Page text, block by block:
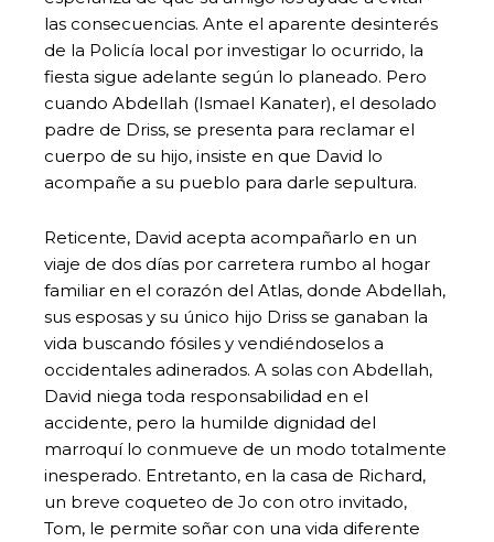
las consecuencias. Ante el aparente desinterés
de la Policía local por investigar lo ocurrido, la
fiesta sigue adelante según lo planeado. Pero
cuando Abdellah (Ismael Kanater), el desolado
padre de Driss, se presenta para reclamar el
cuerpo de su hijo, insiste en que David lo
acompañe a su pueblo para darle sepultura.
Reticente, David acepta acompañarlo en un
viaje de dos días por carretera rumbo al hogar
familiar en el corazón del Atlas, donde Abdellah,
sus esposas y su único hijo Driss se ganaban la
vida buscando fósiles y vendiéndoselos a
occidentales adinerados. A solas con Abdellah,
David niega toda responsabilidad en el
accidente, pero la humilde dignidad del
marroquí lo conmueve de un modo totalmente
inesperado. Entretanto, en la casa de Richard,
un breve coqueteo de Jo con otro invitado,
Tom, le permite soñar con una vida diferente